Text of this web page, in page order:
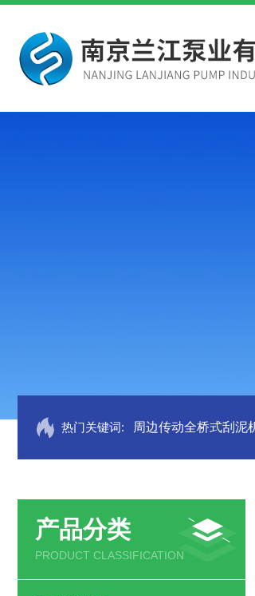
热门关键词: 周边传动全桥式刮泥
产品分类
PRODUCT CLASSIFICATION